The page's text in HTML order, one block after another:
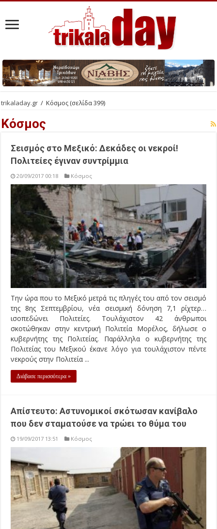
trikaladay.gr / Κόσμος(σελίδα 399)
Κόσμος
Σεισμός στο Μεξικό: Δεκάδες οι νεκροί!
Πολιτείες έγιναν συντρίμμια
20/09/2017 00:18 Κόσμος
Την ώρα που το Μεξικό μετρά τις πληγές του από τον σεισμό
της 8ης Σεπτεμβρίου, νέα σεισμική δόνηση 7,1 ρίχτερ…
ισοπεδώνει Πολιτείες. Τουλάχιστον 42 άνθρωποι
σκοτώθηκαν στην κεντρική Πολιτεία Μορέλος, δήλωσε ο
κυβερνήτης της Πολιτείας. Παράλληλα ο κυβερνήτης της
Πολιτείας του Μεξικού έκανε λόγο για τουλάχιστον πέντε
νεκρούς στην Πολιτεία ...
Διάβασε περισσότερα »
Aπίστευτο: Αστυνομικοί σκότωσαν κανίβαλο
που δεν σταματούσε να τρώει το θύμα του
19/09/2017 13:51 Κόσμος